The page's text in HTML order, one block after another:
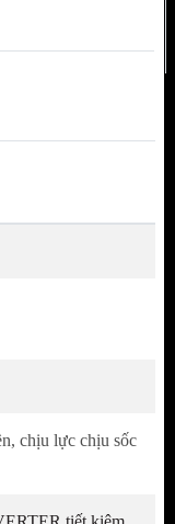
tuổi thọ bếp .
chịu lực chịu sốc